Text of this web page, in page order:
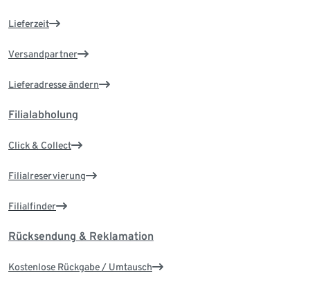
Lieferzeit
Versandpartner
Lieferadresse ändern
Filialabholung
Click & Collect
Filialreservierung
Filialfinder
Rücksendung & Reklamation
Kostenlose Rückgabe / Umtausch